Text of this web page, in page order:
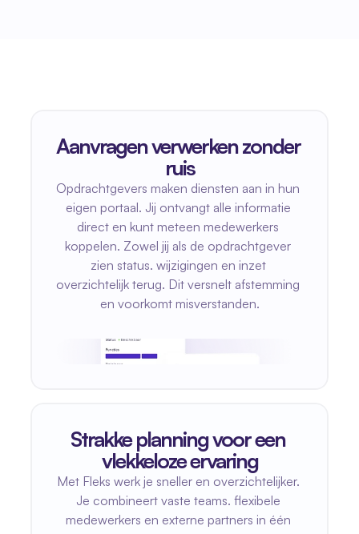
Aanvragen verwerken zonder
ruis
Opdrachtgevers maken diensten aan in hun
eigen portaal. Jij ontvangt alle informatie
direct en kunt meteen medewerkers
koppelen. Zowel jij als de opdrachtgever
zien status. wijzigingen en inzet
overzichtelijk terug. Dit versnelt afstemming
en voorkomt misverstanden.
Strakke planning voor een
vlekkeloze ervaring
Met Fleks werk je sneller en overzichtelijker.
Je combineert vaste teams. flexibele
medewerkers en externe partners in één